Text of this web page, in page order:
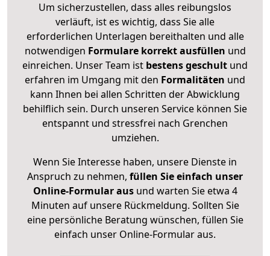
Um sicherzustellen, dass alles reibungslos
verläuft, ist es wichtig, dass Sie alle
erforderlichen Unterlagen bereithalten und alle
notwendigen Formulare korrekt ausfüllen und
einreichen. Unser Team ist bestens geschult und
erfahren im Umgang mit den Formalitäten und
kann Ihnen bei allen Schritten der Abwicklung
behilflich sein. Durch unseren Service können Sie
entspannt und stressfrei nach Grenchen
umziehen.
Wenn Sie Interesse haben, unsere Dienste in
Anspruch zu nehmen, füllen Sie einfach unser
Online-Formular ausund warten Sie etwa 4
Minuten auf unsere Rückmeldung. Sollten Sie
eine persönliche Beratung wünschen, füllen Sie
einfach unser Online-Formular aus.